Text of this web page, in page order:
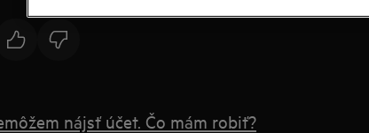
nájsť účet. Čo mám robiť?